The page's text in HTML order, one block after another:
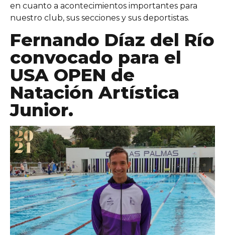
en cuanto a acontecimientos importantes para
nuestro club, sus secciones y sus deportistas.
Fernando Díaz del Río
convocado para el
USA OPEN de
Natación Artística
Junior.